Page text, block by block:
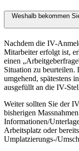
Weshalb bekommen
Nachdem die IV-
Mitarbeiter erfolgt ist,
einen
Situation zu beurteilen.
umgehend, spätestens
ausgefüllt an die IV-
Weiter sollten Sie der
bisherigen
Informationen/
Arbeitsplatz oder
Umplatzierungs-/